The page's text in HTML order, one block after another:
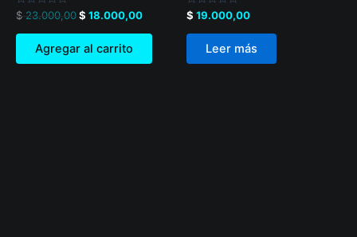
Valorado
en
0
$23.000,00$ 18.000,00
Agregar al carrito
Valorado
en
0
$ 19.000,00
Leer más